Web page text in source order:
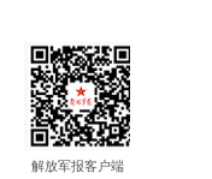
解放军报客户端